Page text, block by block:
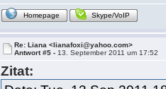
Homepage Skype/VoIP
Re: Liana <lianafoxi@yahoo.com>
Antwort #5 - 13. September 2011 um 17:52
Zitat: